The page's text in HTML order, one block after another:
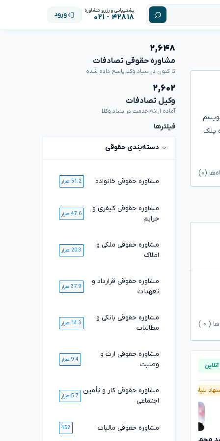
پشتیبانی و رزرو مشاوره
۴۲۸۱۸ - ۰۲۱ ورود
پلاک
(۰)
( ۰
بنیاد وکلا آنلاین پیشنهاد بنیاد وکلا
۲,۶۴۸
مشاوره حقوقی تصادفات
تا کنون در بنیاد وکلا پاسخ داده شده
۲,۶۰۲
وکیل تصادفات
آماده ارائه خدمت در بنیاد وکلا
فیلترها
دسته‌بندی حقوقی
مشاوره حقوقی خانواده 51.2 هزار
مشاوره حقوقی کیفری و
جرایم
47.6 هزار
مشاوره حقوقی ملکی و
املاک
20.3 هزار
مشاوره حقوقی قرارداد و
تعهدات
37.9 هزار
مشاوره حقوقی بانکی و
مطالبات
14.3 هزار
مشاوره حقوقی ارث و
وصیت
9.4 هزار
مشاوره حقوقی کار و تأمین
اجتماعی
5.7 هزار
مشاوره حقوقی مالیات 452